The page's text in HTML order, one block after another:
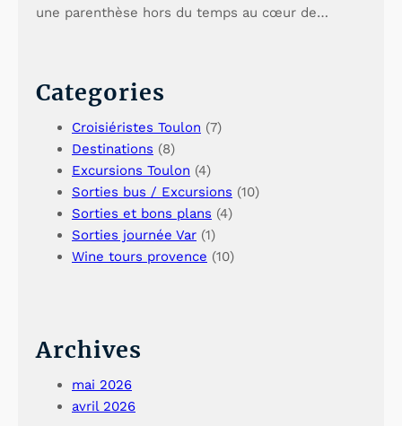
une parenthèse hors du temps au cœur de…
Categories
Croisiéristes Toulon (7)
Destinations (8)
Excursions Toulon (4)
Sorties bus / Excursions (10)
Sorties et bons plans (4)
Sorties journée Var (1)
Wine tours provence (10)
Archives
mai 2026
avril 2026